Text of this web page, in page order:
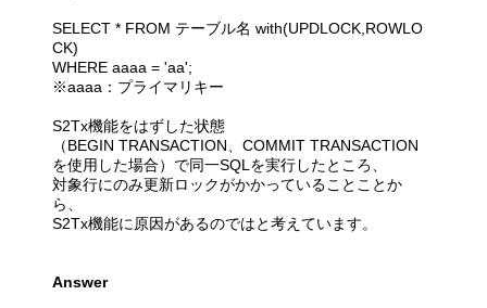
SELECT * FROM テーブル名 with(UPDLOCK,ROWLO
CK)
WHERE aaaa = 'aa';
※aaaa：プライマリキー
S2Tx機能をはずした状態
（BEGIN TRANSACTION、COMMIT TRANSACTION
を使用した場合）で同一SQLを実行したところ、
対象行にのみ更新ロックがかかっていることことか
ら、
S2Tx機能に原因があるのではと考えています。
Answer